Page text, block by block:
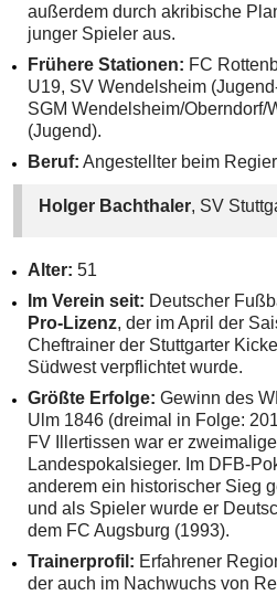
außerdem durch akribische
junger Spieler aus.
Frühere Stationen: FC
U19, SV Wendelsheim
SGM Wendelsheim/Oberndorf/
(Jugend).
Beruf: Angestellter beim
Holger Bachthaler, SV
Alter: 51
Im Verein seit: Deutscher
Pro-Lizenz, der im April der
Cheftrainer der Stuttgarter
Südwest verpflichtet wurde.
Größte Erfolge: Gewinn des
Ulm 1846 (dreimal in Folge:
FV Illertissen war er
Landespokalsieger. Im DFB-
anderem ein historischer Sieg
und als Spieler wurde er
dem FC Augsburg (1993).
Trainerprofil: Erfahrener
der auch im Nachwuchs von